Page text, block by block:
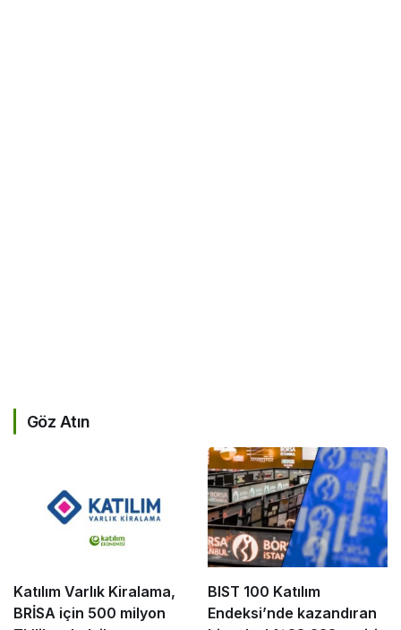
Göz Atın
Katılım Varlık Kiralama,
BRİSA için 500 milyon
BIST 100 Katılım
Endeksi’nde kazandıran